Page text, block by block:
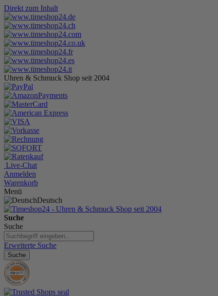
Direkt zum Inhalt
Uhren & Schmuck Shop seit 2004
Live-Chat
Anmelden
Warenkorb
Menü
Deutsch
Suche
Suche
Erweiterte Suche
Suche